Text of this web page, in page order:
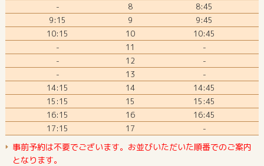
-
8
8:45
9:15
9
9:45
10:15
10
10:45
-
11
-
-
12
-
-
13
-
14:15
14
14:45
15:15
15
15:45
16:15
16
16:45
17:15
17 -
事前予約は不要でございます。お並びいただいた順番でのご案内
となります。